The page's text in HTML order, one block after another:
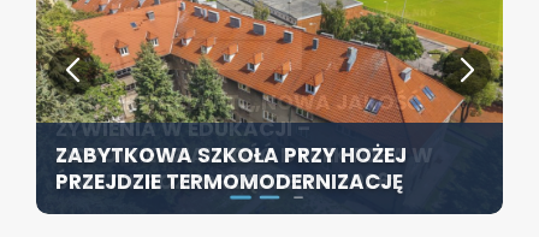
ZABYTKOWA SZKOŁA PRZY HOŻEJ
PRZEJDZIE TERMOMODERNIZACJĘ
KONFERENCJA PT. „NOWA JAKOŚĆ
ŻYWIENIA W EDUKACJI –
ODPOWIEDZIALNOŚĆ DYREKTORA W
ŚWIETLE ROZPORZĄDZENIA 2026”
SZCZECIN ROZWIJA EDUKACJĘ
WŁĄCZAJĄCĄ - NOWE
SPECJALISTYCZNE CENTRUM
ROZPOCZYNA DZIAŁALNOŚĆ